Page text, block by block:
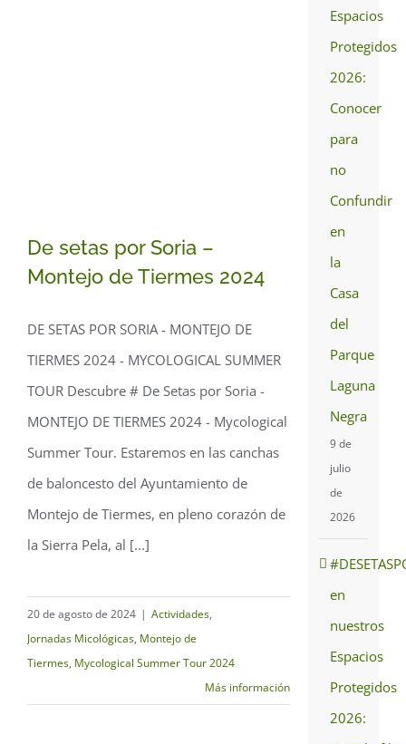
De setas por Soria –
Montejo de Tiermes 2024
De setas por Soria –
Montejo de Tiermes 2024
DE SETAS POR SORIA - MONTEJO DE
TIERMES 2024 - MYCOLOGICAL SUMMER
TOUR Descubre # De Setas por Soria -
MONTEJO DE TIERMES 2024 - Mycological
Summer Tour. Estaremos en las canchas
de baloncesto del Ayuntamiento de
Montejo de Tiermes, en pleno corazón de
la Sierra Pela, al [...]
20 de agosto de 2024 | Actividades,
Jornadas Micológicas, Montejo de
Tiermes, Mycological Summer Tour 2024
Más información
Espacios
Protegidos
2026:
Conocer
para
no
Confundir
en
la
Casa
del
Parque
Laguna
Negra
9 de
julio
de
2026
en
nuestros
Espacios
Protegidos
2026: